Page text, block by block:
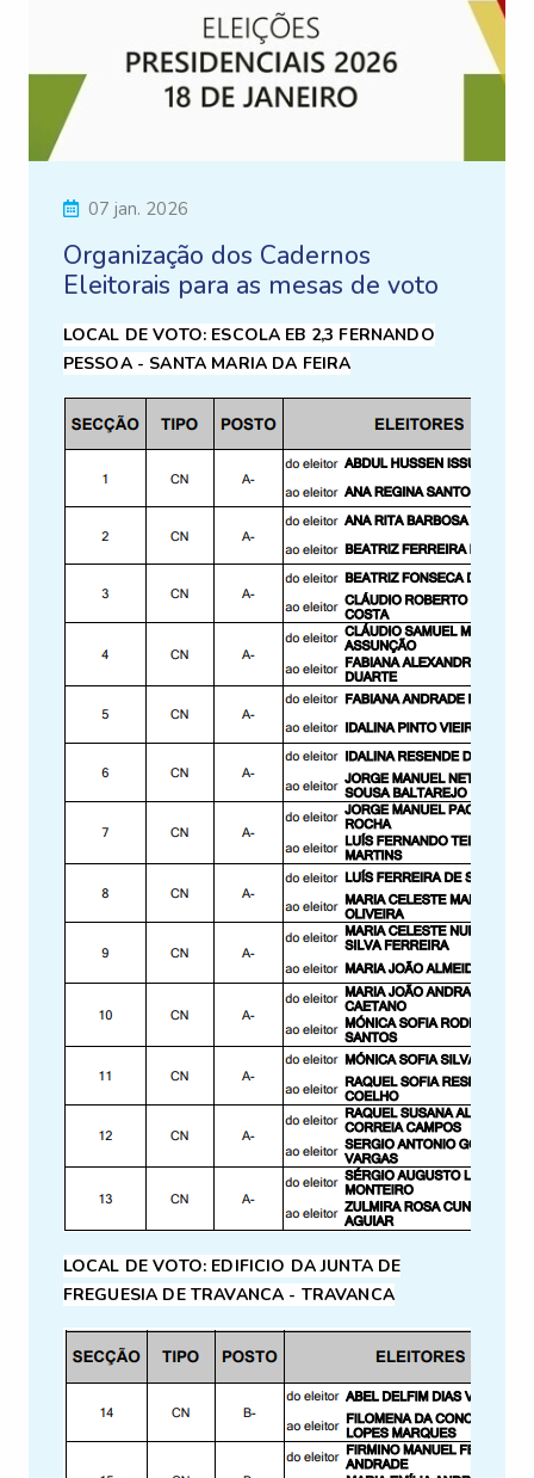
07 jan. 2026
Organização dos Cadernos
Eleitorais para as mesas de voto
LOCAL DE VOTO: ESCOLA EB 2,3 FERNANDO
PESSOA - SANTA MARIA DA FEIRA
LOCAL DE VOTO: EDIFICIO DA JUNTA DE
FREGUESIA DE TRAVANCA - TRAVANCA